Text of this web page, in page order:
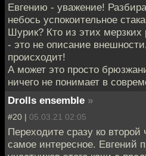
Евгению - уважение!
небось успокоительное
Шурик? Кто из этих
- это не описание
происходит!
А может это просто
ничего не понимает в
Drolls ensemble »
#20 | 05.03.21 02:05
Переходите сразу ко второй
самое интересное. Евгений